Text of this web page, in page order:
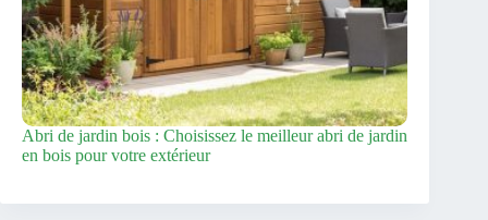
Abri de jardin bois : Choisissez le meilleur abri de jardin
en bois pour votre extérieur